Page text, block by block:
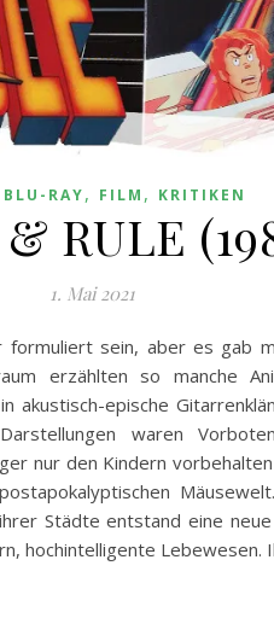
RAY, FILM , KRITIKEN
RULE
1. Mai 2021
formuliert sein, aber es gab
erzählten so manche
akustisch-epische
waren
nur den Kindern
Städte entstand eine
hochintelligente